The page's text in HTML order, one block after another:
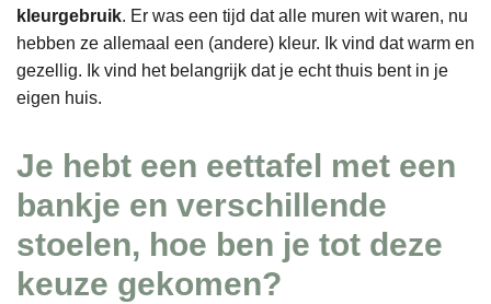
kleurgebruik. Er was een tijd dat alle muren wit waren, nu
hebben ze allemaal een (andere) kleur. Ik vind dat warm en
gezellig. Ik vind het belangrijk dat je echt thuis bent in je
eigen huis.
Je hebt een eettafel met een
bankje en verschillende
stoelen, hoe ben je tot deze
keuze gekomen?